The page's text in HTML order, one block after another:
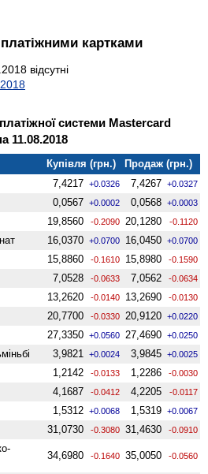
платіжними картками
відсутні
системи Mastercard
11.08.2018
Купівля (грн.)
Продаж (грн.)
7,4217 +0.0326 7,4267 +0.0327
0,0567 +0.0002 0,0568 +0.0003
19,8560 -0.2090 20,1280 -0.1120
16,0370 +0.0700 16,0450 +0.0700
15,8860 -0.1610 15,8980 -0.1590
7,0528 -0.0633 7,0562 -0.0634
13,2620 -0.0140 13,2690 -0.0130
20,7700 -0.0330 20,9120 +0.0220
27,3350 +0.0560 27,4690 +0.0250
3,9821 +0.0024 3,9845 +0.0025
1,2142 -0.0133 1,2286 -0.0030
4,1687 -0.0412 4,2205 -0.0117
1,5312 +0.0068 1,5319 +0.0067
31,0730 -0.3080 31,4630 -0.0910
34,6980 -0.1640 35,0050 -0.0560